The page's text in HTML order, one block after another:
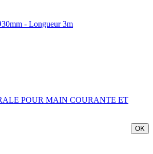
- Longueur 3m
POUR MAIN COURANTE ET
OK